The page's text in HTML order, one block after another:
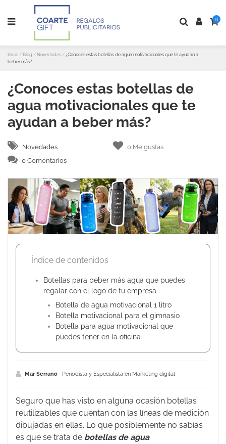
0
Inicio Blog Novedades
¿Conoces estas botellas de agua motivacionales que te ayudan a
beber más?
¿Conoces estas botellas de
agua motivacionales que te
ayudan a beber más?
Novedades 0 Me gustas
0 Comentarios
Índice de contenidos
Botellas para beber más agua que puedes
regalar con el logo de tu empresa
Botella de agua motivacional 1 litro
Botella motivacional para el gimnasio
Botella para agua motivacional que
puedes tener en la oficina
Mar Serrano Periodista y Especialista en Marketing digital
Seguro que has visto en alguna ocasión botellas
reutilizables que cuentan con las líneas de medición
dibujadas en ellas. Lo que posiblemente no sabías
es que se trata de botellas de agua